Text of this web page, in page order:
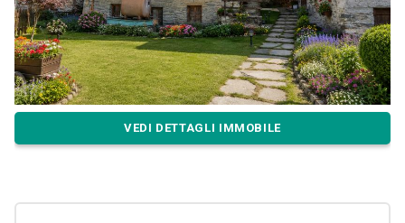
VEDI DETTAGLI IMMOBILE